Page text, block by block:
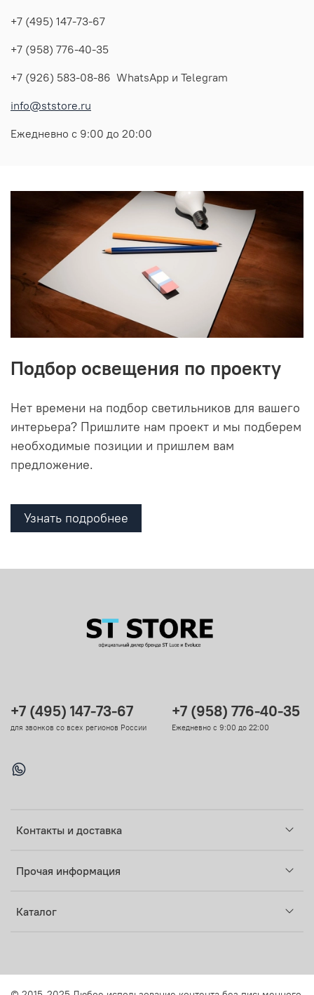
+7 (495) 147-73-67
+7 (958) 776-40-35
+7 (926) 583-08-86 WhatsApp и Telegram
info@ststore.ru
Ежедневно с 9:00 до 20:00
Подбор освещения по проекту
Нет времени на подбор светильников для вашего
интерьера? Пришлите нам проект и мы подберем
необходимые позиции и пришлем вам
предложение.
Узнать подробнее
Контакты и доставка
Прочая информация
Каталог
+7 (495) 147-73-67
для звонков со всех регионов России
+7 (958) 776-40-35
Ежедневно с 9:00 до 22:00